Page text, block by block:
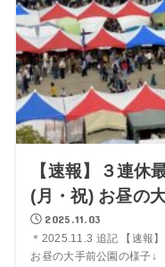
【速報】３連休
(月・祝) お昼の
2025.11.03
＊2025.11.3 追記 【速報
お昼の大手前公園の様子